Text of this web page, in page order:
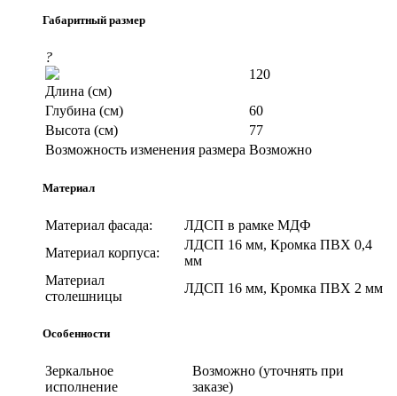
Габаритный размер
?
Длина (см)
120
Глубина (см)
60
Высота (см)
77
Возможность изменения размера Возможно
Материал
Материал фасада:
ЛДСП в рамке МДФ
Материал корпуса:
ЛДСП 16 мм, Кромка ПВХ 0,4
мм
Материал
столешницы
ЛДСП 16 мм, Кромка ПВХ 2 мм
Особенности
Зеркальное
исполнение
Возможно (уточнять при
заказе)